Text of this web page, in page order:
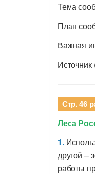
Тема
План
Важная
Стр. 46
Леса
1.
другой –
работы